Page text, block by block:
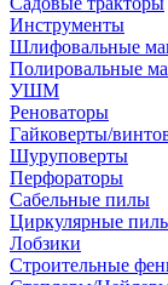
Инструменты
Шлифовальные
Полировальные
УШМ
Реноваторы
Гайковерты/
Шуруповерты
Перфораторы
Сабельные пилы
Циркулярные
Лобзики
Строительные